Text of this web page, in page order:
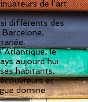
de l’art
différents des
le
aujourd’hui
habitants,
et
domine